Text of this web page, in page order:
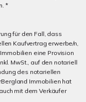
*
für den Fall, dass
Kaufvertrag erwerbe/n,
eine Provision
MwSt., auf den notariell
des notariellen
Immobilien hat
mit dem Verkäufer